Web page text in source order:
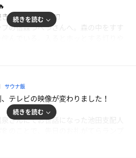
肉とサウナ旅🧖‍♀️
の宿森つべつさんへ。森の中をすす
くさんあって癒され空間。窓の近く
飛んできていてメルヘンすぎる🕊️💓野
ラ、低温、高温の浴槽と水風呂があ
て内風呂であったまりサウナに
アルサウナの方でした🌿サウナ室は
どで結構ぎゅうぎゅうになりそう。
る。
続きを読む
サウナ飯
テレビの映像が変わりました！
さんにてお世話になった池田支配人
ってきました。
続きを読む